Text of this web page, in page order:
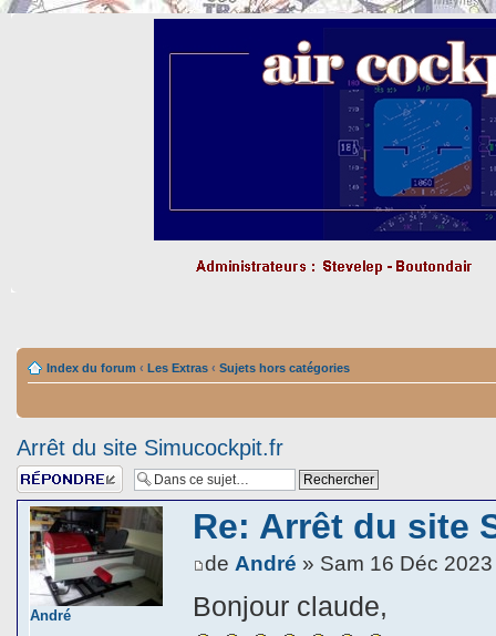
Index du forum ‹ Les Extras ‹ Sujets hors catégories
Arrêt du site Simucockpit.fr
Répondre
Re: Arrêt du site
de André » Sam 16 Déc
Bonjour claude,
André